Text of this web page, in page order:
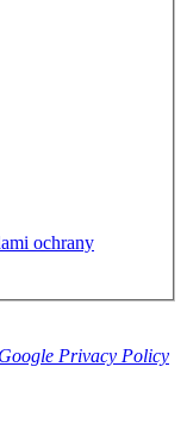
ochrany
Google Privacy Policy